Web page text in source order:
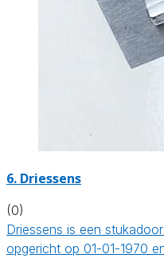
6. Driessens
(0)
Driessens is een
opgericht op 01-01-1970